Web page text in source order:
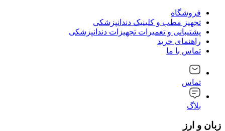
فروشگاه
تجهیز مطب و کلینیک دندانپزشکی
پشتیبانی و تعمیرات تجهیزات دندانپزشکی
راهنمای خرید
تماس با ما
تماس
بلاگ
زبان و ارز